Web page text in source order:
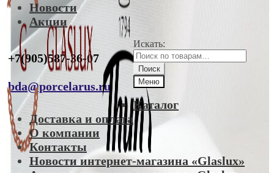
Новости
Акции
+7(905)587-36-07
bda@porcelarus.ru
Искать:
Поиск
Меню
Каталог
Доставка и оплата
О компании
Контакты
Новости интернет-магазина «Glaslux»